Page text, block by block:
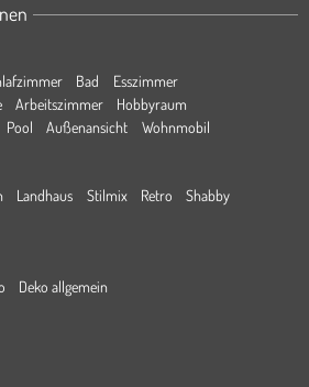
Bad
Esszimmer
Arbeitszimmer
Hobbyraum
Pool Außenansicht Wohnmobil
Landhaus Stilmix Retro
Shabby
Deko allgemein